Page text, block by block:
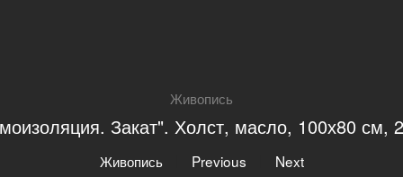
Живопись
Закат". Холст, масло, 100х80 см,
Живопись Previous Next